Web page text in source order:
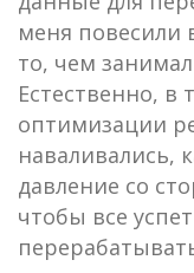
меня повесили
то, чем
Естественно, в
оптимизации
наваливались,
давление со
чтобы все